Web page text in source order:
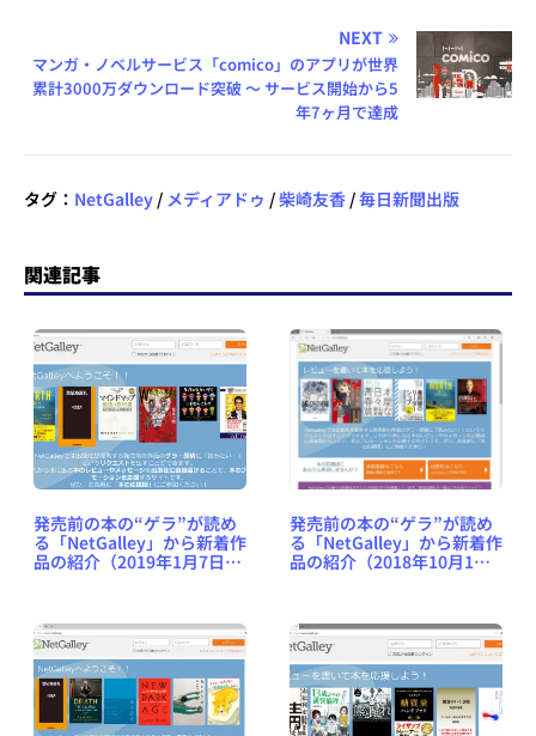
NEXT
マンガ・ノベルサービス「comico」のアプリが世界
累計3000万ダウンロード突破 ～ サービス開始から5
年7ヶ月で達成
タグ： NetGalley / メディアドゥ /柴崎友香 /毎日新聞出版
関連記事
発売前の本の“ゲラ”が読め
る「NetGalley」から新着作
品の紹介（2019年1月7日
発売前の本の“ゲラ”が読め
る「NetGalley」から新着作
品の紹介（2018年10月1日